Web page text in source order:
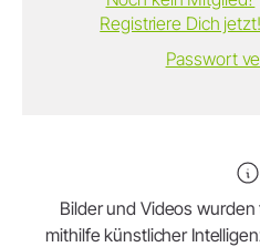
Registriere Dich jetzt!
Passwort
Bilder und Videos
mithilfe künstlicher